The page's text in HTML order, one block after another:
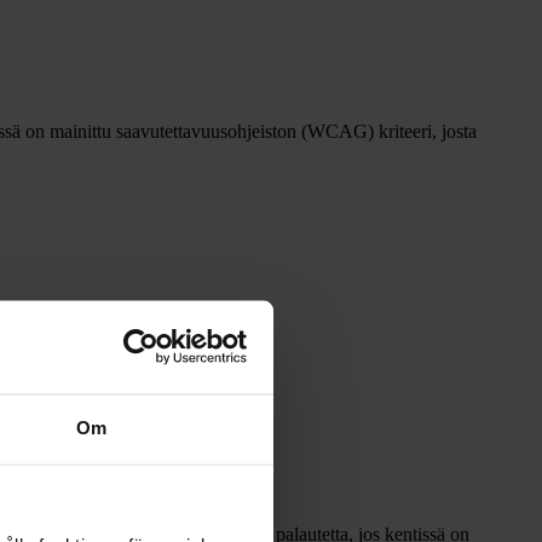
Om
on mainittu saavutettavuusohjeiston (WCAG) kriteeri, josta
painamisesta ei saa mitään palautetta, jos kentissä on